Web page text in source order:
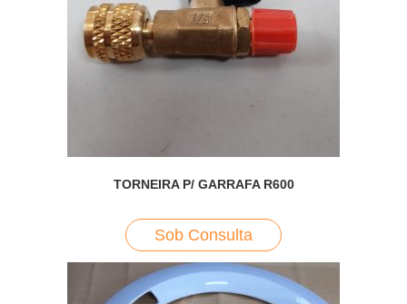
TORNEIRA P/ GARRAFA R600
Sob Consulta